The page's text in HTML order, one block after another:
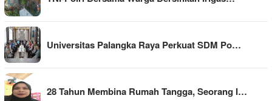
Universitas Palangka Raya Perkuat SDM Po…
28 Tahun Membina Rumah Tangga, Seorang I…